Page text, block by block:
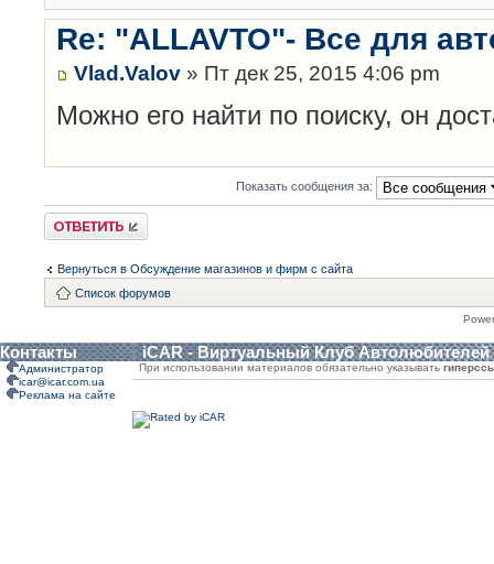
Re: "ALLAVTO"- Все для
Vlad.Valov » Пт дек 25, 2015 4:06 pm
Можно его найти по поиску, он
Показать сообщения за:
Ответить
Вернуться в Обсуждение магазинов и фирм с сайта
Список форумов
Контакты iCAR - Виртуальный Клуб Автолюбителей
Администратор
icar@icar.com.ua
Реклама на сайте
При использовании материалов обязательно указывать